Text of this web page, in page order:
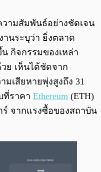
ามสัมพันธ์อย่างชัดเจน
นระบุว่า ยิ่งตลาด
กิจกรรมของเหล่า
ย เห็นได้ชัดจาก
มเสียหายพุ่งสูงถึง 31
ที่ราคา Ethereum (ETH)
ร์ จากแรงซื้อของสถาบัน